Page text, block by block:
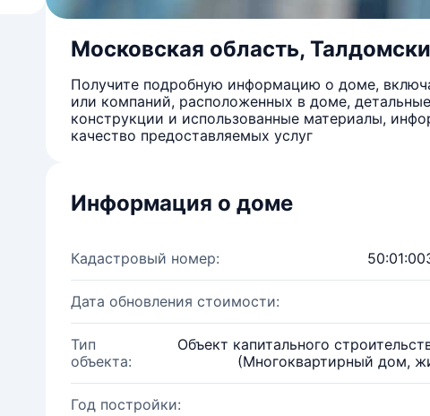
Московская область,
Получите подробную информацию о доме,
или компаний, расположенных в доме,
конструкции и использованные материалы,
качество предоставляемых услуг
Информация о доме
Кадастровый номер:
Дата обновления стоимости:
Тип
объекта:
Объект капитального
(Многоквартирный дом,
Год постройки: